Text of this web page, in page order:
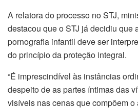
A relatora do processo no STJ,
destacou que o STJ já decidiu que
pornografia infantil deve ser
do princípio da proteção integral.
“É imprescindível às instâncias
despeito de as partes íntimas das
visíveis nas cenas que compõem